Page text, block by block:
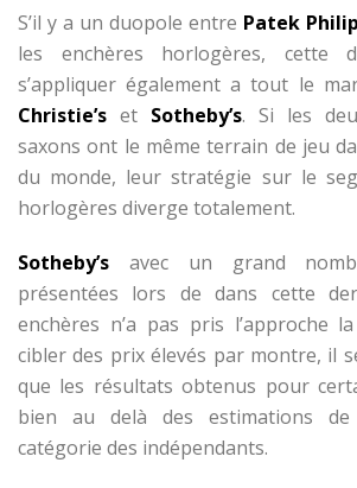
S’il y a un duopole entre Patek
les enchères horlogères, cette
s’appliquer également a tout le
Christie’s et Sotheby’s. Si les
saxons ont le même terrain de jeu
du monde, leur stratégie sur le
horlogères diverge totalement.
Sotheby’s avec un grand
présentées lors de dans cette
enchères n’a pas pris l’approche
cibler des prix élevés par montre, il
que les résultats obtenus pour
bien au delà des estimations
catégorie des indépendants.